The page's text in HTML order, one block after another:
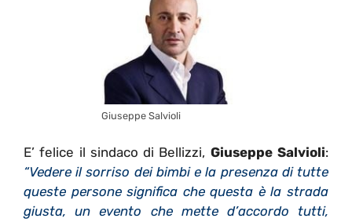
Giuseppe Salvioli
E’ felice il sindaco di Bellizzi, Giuseppe Salvioli:
“Vedere il sorriso dei bimbi e la presenza di tutte
queste persone significa che questa è la strada
giusta, un evento che mette d’accordo tutti,